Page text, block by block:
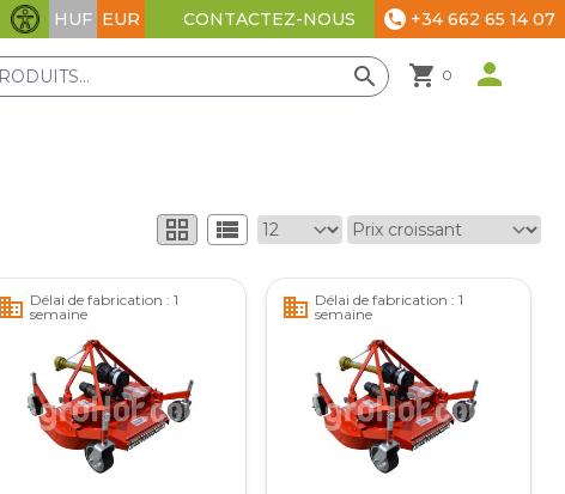
Paramètres d'accessibilité
HUF EUR CONTACTEZ-NOUS phone +34 662 65 14 07
search shopping_cart 0 person
grid_view view_list
business Délai de fabrication : 1
semaine
business Délai de fabrication : 1
semaine